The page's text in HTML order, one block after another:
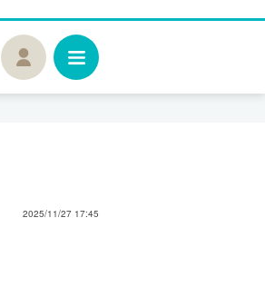
2025/11/27 17:45